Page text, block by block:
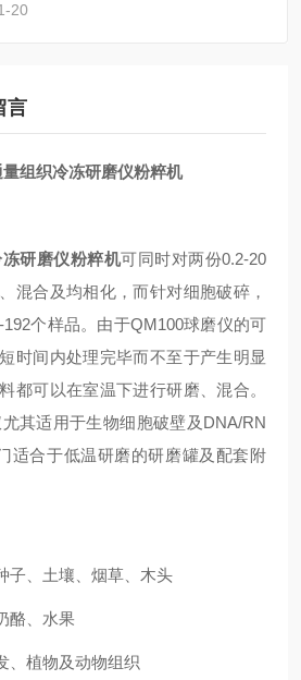
20
言
组织冷冻研磨仪粉粹机
研磨仪粉粹机可同时对两份0.2-20
混合及均相化，而针对细胞破碎，
个样品。由于QM100球磨仪的可
时间内处理完毕而不至于产生明显
都可以在室温下进行研磨、混合。
其适用于生物细胞破壁及DNA/RN
适合于低温研磨的研磨罐及配套附
、土壤、烟草、木头
酪、水果
、植物及动物组织